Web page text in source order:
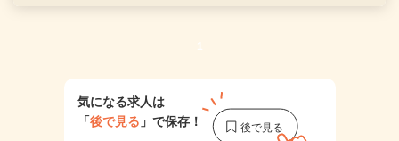
1
気になる求人は
「後で見る 」で保存！